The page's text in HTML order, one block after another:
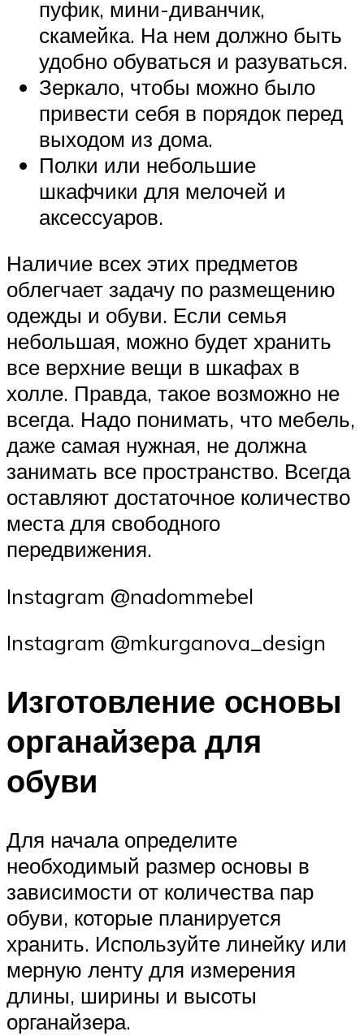
пуфик, мини-диванчик,
скамейка. На нем должно быть
удобно обуваться и разуваться.
Зеркало, чтобы можно было
привести себя в порядок перед
выходом из дома.
Полки или небольшие
шкафчики для мелочей и
аксессуаров.
Наличие всех этих предметов
облегчает задачу по размещению
одежды и обуви. Если семья
небольшая, можно будет хранить
все верхние вещи в шкафах в
холле. Правда, такое возможно не
всегда. Надо понимать, что мебель,
даже самая нужная, не должна
занимать все пространство. Всегда
оставляют достаточное количество
места для свободного
передвижения.
Instagram @nadommebel
Instagram @mkurganova_design
Изготовление основы
органайзера для
обуви
Для начала определите
необходимый размер основы в
зависимости от количества пар
обуви, которые планируется
хранить. Используйте линейку или
мерную ленту для измерения
длины, ширины и высоты
органайзера.